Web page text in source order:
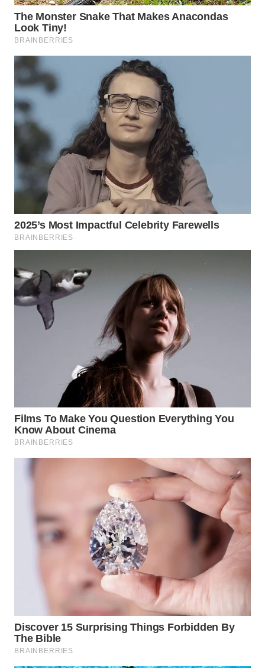
INDRAMAYU
WN
KUNINGAN
WN
MAJALENGKA
SUBANG
SUKABUMI
WN
PURWAKARTA
WN
PRIANGAN
TIMUR
WN
WN
BOROBUDUR
WN
MADURA
SURABAYA
WN
MANDALIKA